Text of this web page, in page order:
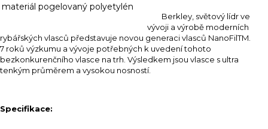
materiál pogelovaný polyetylén
Berkley, světový lídr ve
vývoji a výrobě moderních
rybářských vlasců představuje novou generaci vlasců NanoFilTM.
7 roků výzkumu a vývoje potřebných k uvedení tohoto
bezkonkurenčního vlasce na trh. Výsledkem jsou vlasce s ultra
tenkým průměrem a vysokou nosností.
Specifikace: